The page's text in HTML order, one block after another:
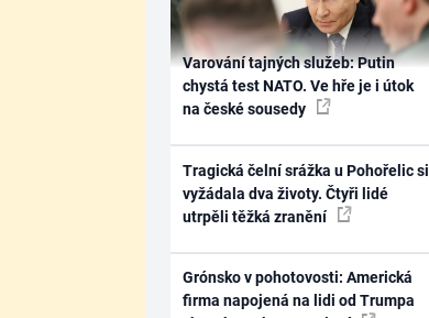
Varování tajných služeb: Putin
chystá test NATO. Ve hře je i útok
na české sousedy
Tragická čelní srážka u Pohořelic si
vyžádala dva životy. Čtyři lidé
utrpěli těžká zranění
Grónsko v pohotovosti: Americká
firma napojená na lidi od Trumpa